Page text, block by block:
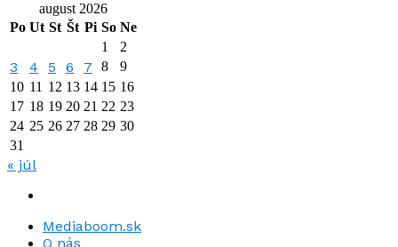
august 2026
Po Ut St Št Pi So Ne
1
2
3 4 5 6 7 8
9
10 11 12 13 14 15 16
17 18 19 20 21 22 23
24 25 26 27 28 29 30
31
« júl
Mediaboom.sk
O nás